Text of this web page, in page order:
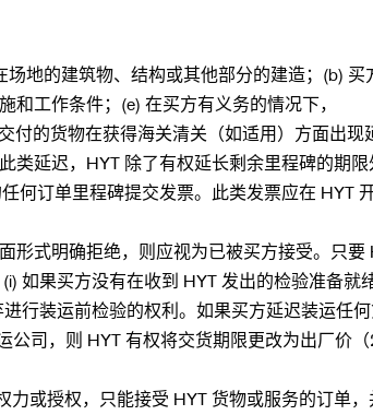
地的建筑物、结构或其他部分的建造；(b)
工作条件；(e) 在买方有义务的情况下，
付的货物在获得海关清关（如适用）方面出现
延迟，HYT 除了有权延长剩余里程碑的期限
订单里程碑提交发票。此类发票应在 HYT
形式明确拒绝，则应视为已被买方接受。只要
如果买方没有在收到 HYT 发出的检验准备就
行装运前检验的权利。如果买方延迟装运任何
司，则 HYT 有权将交货期限更改为出厂价（
或授权，只能接受 HYT 货物或服务的订单